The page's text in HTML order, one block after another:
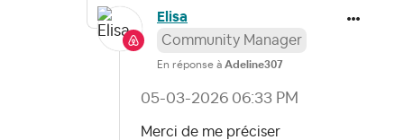
Elisa
Community Manager
En réponse à Adeline307
‎05-03-2026 06:33 PM
Merci de me préciser